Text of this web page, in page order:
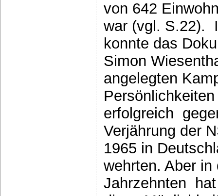
von 642
war (vgl. S.22).
konnte das
Simon
angelegten
erfolgreich
Verjährung der
1965 in
wehrten. Aber in
Jahrzehnten